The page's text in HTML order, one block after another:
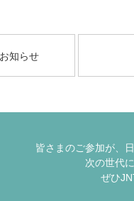
知らせ
皆さまのご参加が、
次の世代
ぜひ